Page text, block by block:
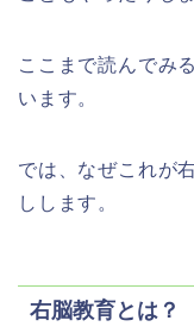
ここまで読んでみ
います。
では、なぜこれが
しします。
右脳教育とは？